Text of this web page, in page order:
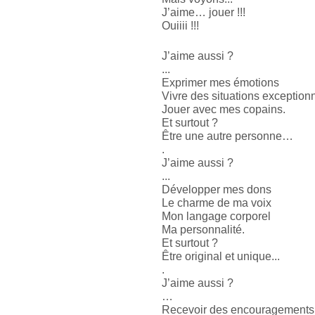
J’aime… jouer !!!
Ouiiii !!!
J’aime aussi ?
...
Exprimer mes émotions
Vivre des situations
Jouer avec mes copains.
Et surtout ?
Être une autre personne…
.
J’aime aussi ?
...
Développer mes dons
Le charme de ma voix
Mon langage corporel
Ma personnalité.
Et surtout ?
Être original et unique...
.
J’aime aussi ?
…
Recevoir des encouragements